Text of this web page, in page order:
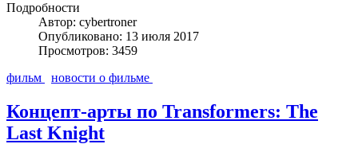
Подробности
Автор: cybertroner
Опубликовано: 13 июля 2017
Просмотров: 3459
фильм
новости о фильме
Концепт-арты по Transformers: The
Last Knight